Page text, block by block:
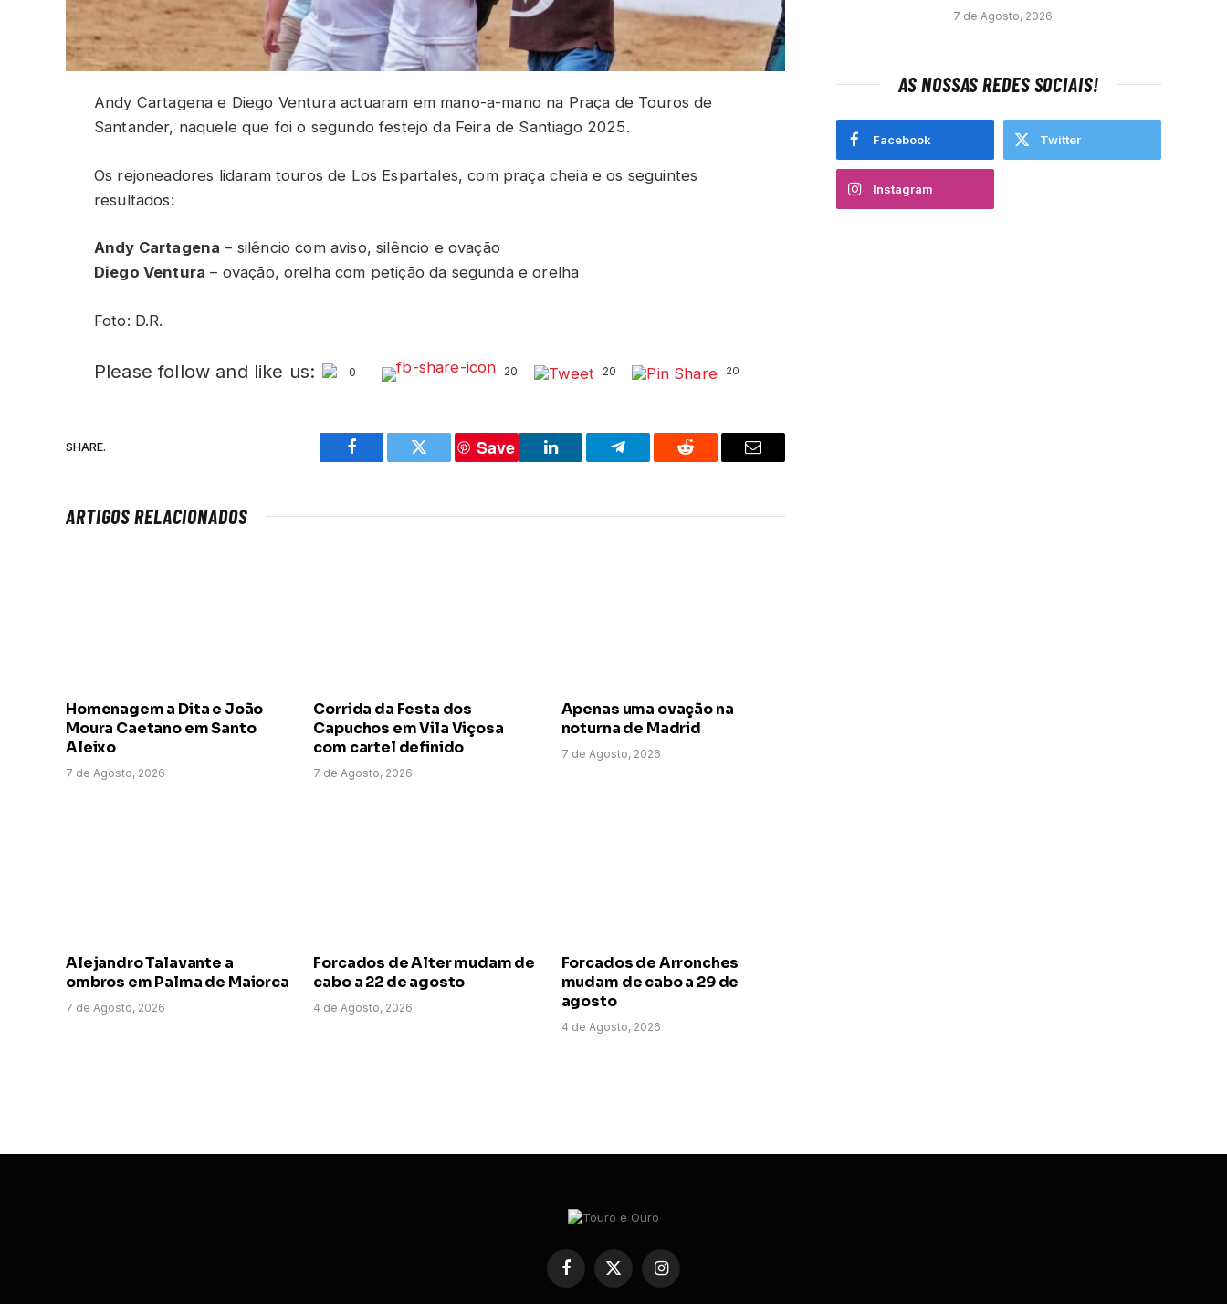
Andy Cartagena e Diego Ventura actuaram em mano-a-mano na Praça de Touros de
Santander, naquele que foi o segundo festejo da Feira de Santiago 2025.
Os rejoneadores lidaram touros de Los Espartales, com praça cheia e os seguintes
resultados:
Andy Cartagena – silêncio com aviso, silêncio e ovação
Diego Ventura – ovação, orelha com petição da segunda e orelha
Foto: D.R.
Please follow and like us: 0 20 20 20
SHARE.
Facebook Twitter
Save
LinkedIn Telegram Reddit Email
ARTIGOS RELACIONADOS
Homenagem a Dita e João
Moura Caetano em Santo
Aleixo
7 de Agosto, 2026
Corrida da Festa dos
Capuchos em Vila Viçosa
com cartel definido
7 de Agosto, 2026
Apenas uma ovação na
noturna de Madrid
7 de Agosto, 2026
Alejandro Talavante a
ombros em Palma de Maiorca
7 de Agosto, 2026
Forcados de Alter mudam de
cabo a 22 de agosto
4 de Agosto, 2026
Forcados de Arronches
mudam de cabo a 29 de
agosto
4 de Agosto, 2026
7 de Agosto, 2026
AS NOSSAS REDES SOCIAIS!
Facebook Twitter
Instagram
Facebook
X
(Twitter)
Instagram